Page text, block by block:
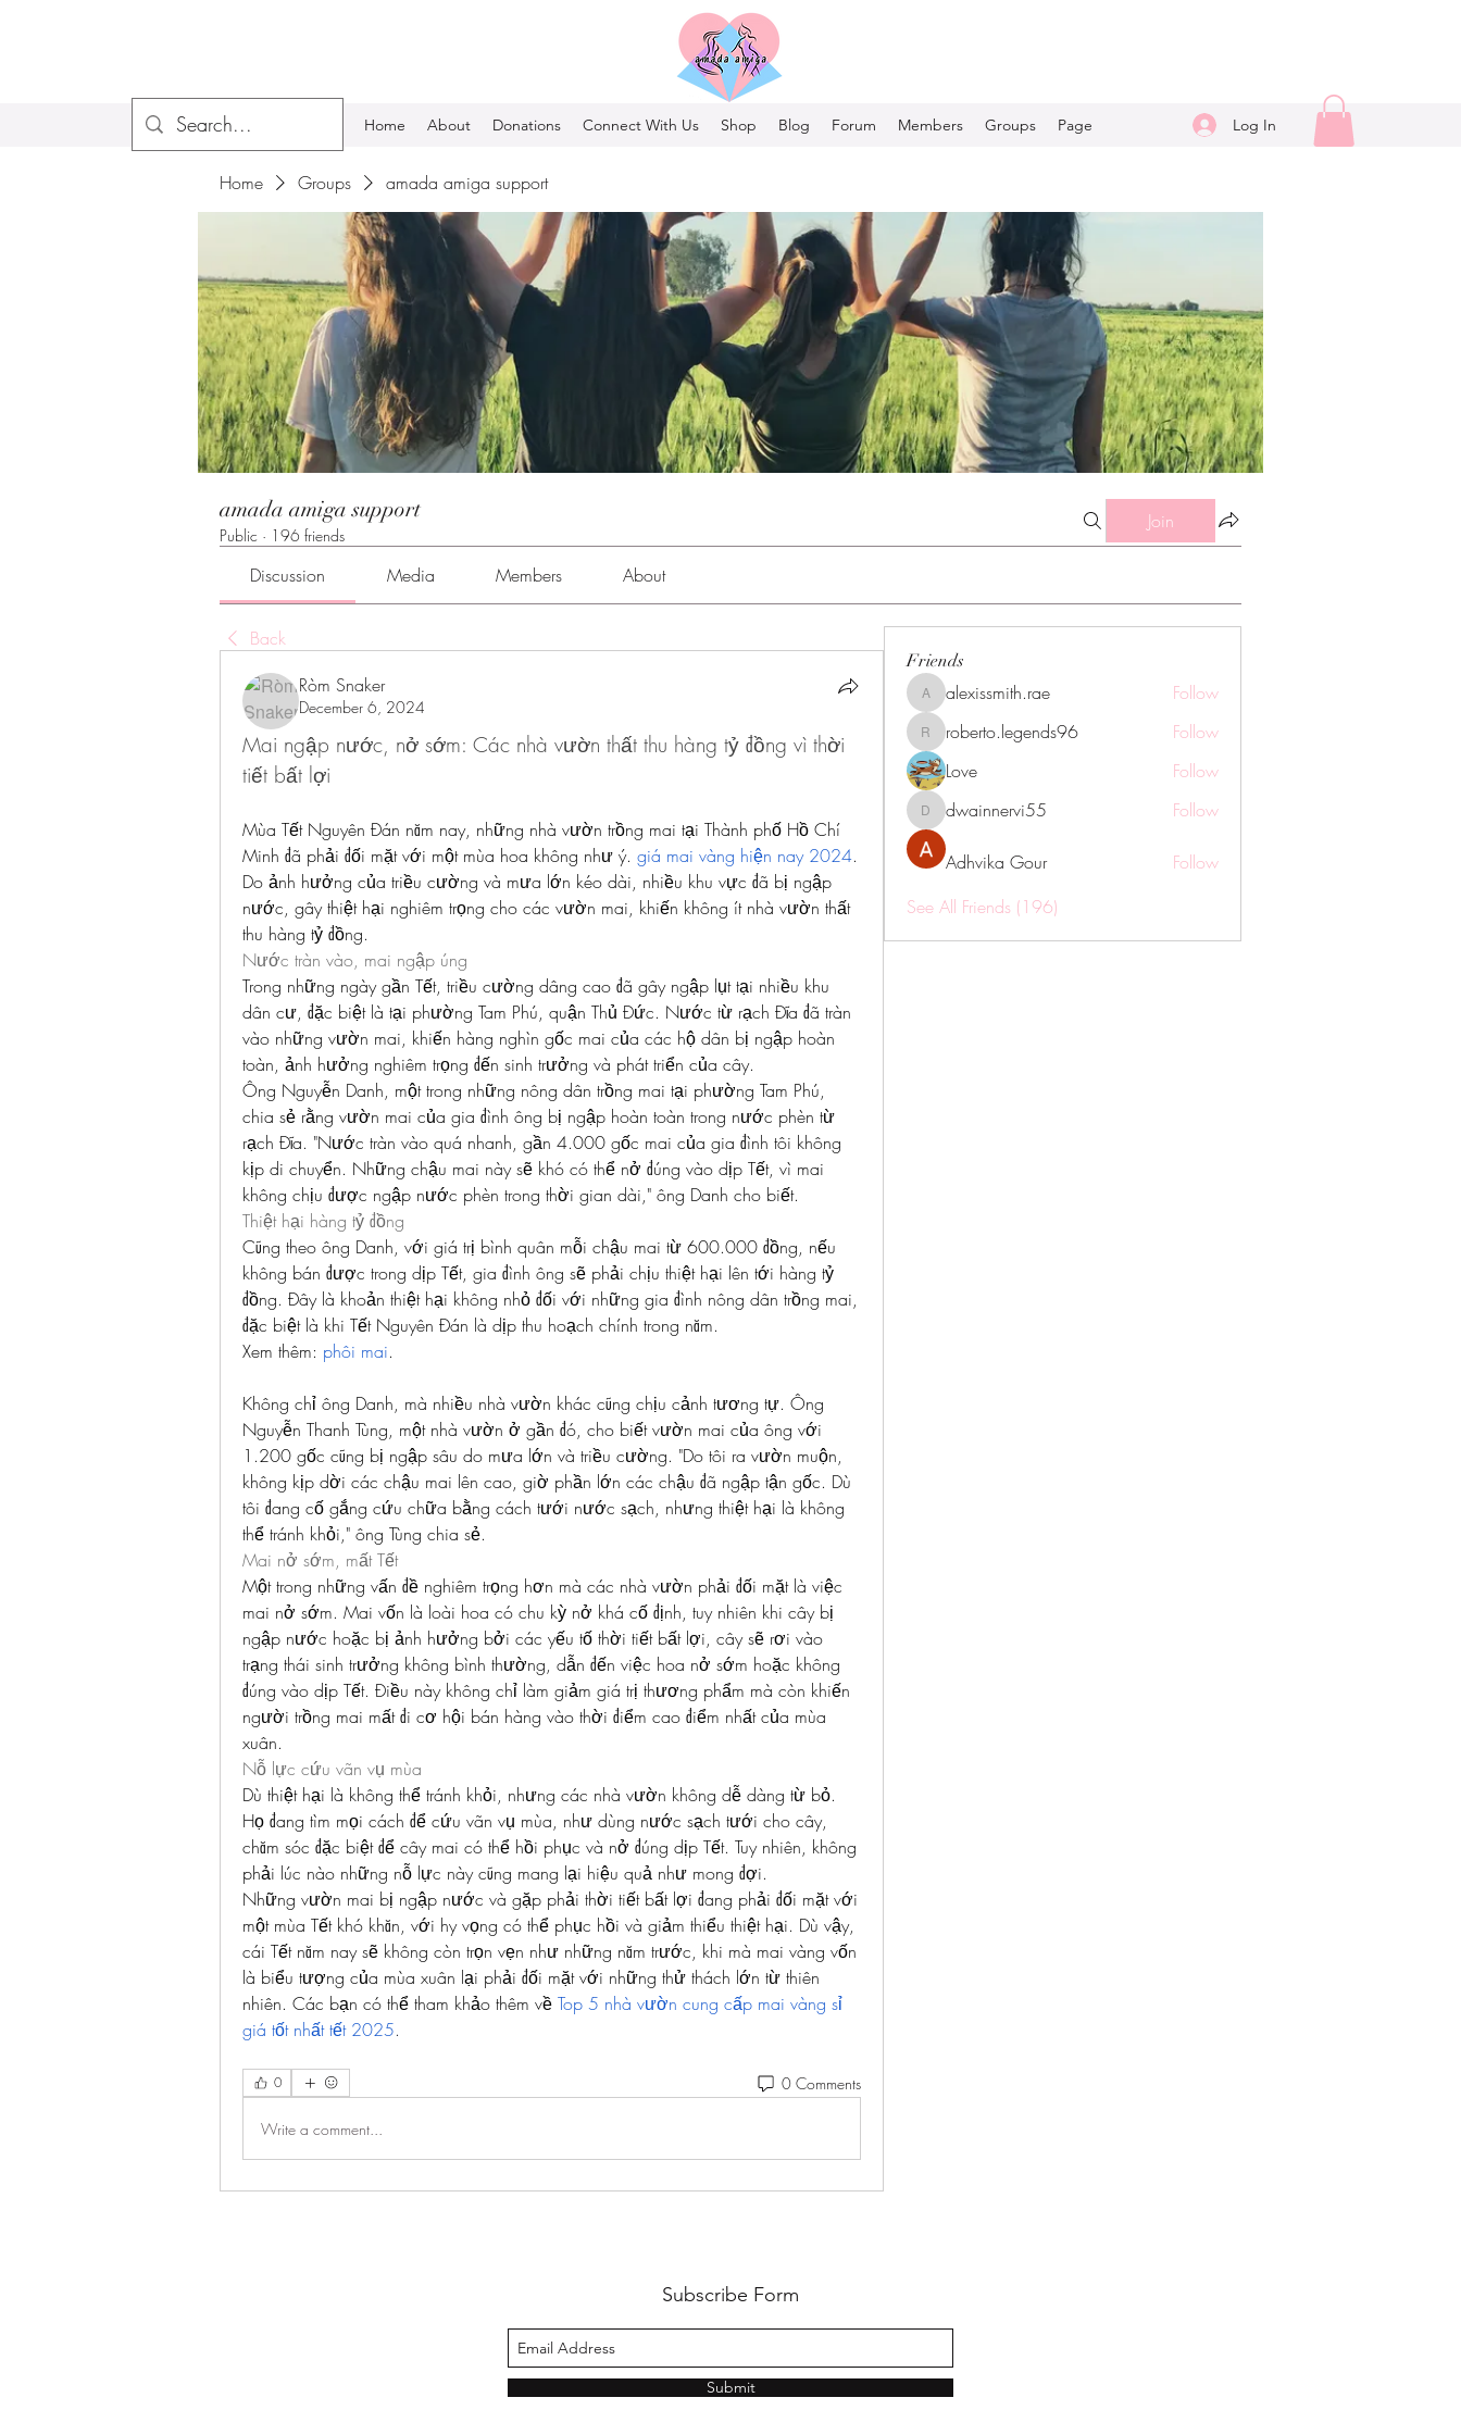
Home About Donations Connect With Us Shop Blog Forum Members Groups Page Log In
Home Groups amada amiga support
amada amiga support
Public · 196 friends
Join
Discussion Media Members About
Back
Ròm Snaker
December 6, 2024
Mai ngập nước, nở sớm: Các nhà vườn thất thu hàng tỷ đồng vì thời
tiết bất lợi
Mùa Tết Nguyên Đán năm nay, những nhà vườn trồng mai tại Thành phố Hồ Chí
Minh đã phải đối mặt với một mùa hoa không như ý. giá mai vàng hiện nay 2024.
Do ảnh hưởng của triều cường và mưa lớn kéo dài, nhiều khu vực đã bị ngập
nước, gây thiệt hại nghiêm trọng cho các vườn mai, khiến không ít nhà vườn thất
thu hàng tỷ đồng.
Nước tràn vào, mai ngập úng
Trong những ngày gần Tết, triều cường dâng cao đã gây ngập lụt tại nhiều khu
dân cư, đặc biệt là tại phường Tam Phú, quận Thủ Đức. Nước từ rạch Đĩa đã tràn
vào những vườn mai, khiến hàng nghìn gốc mai của các hộ dân bị ngập hoàn
toàn, ảnh hưởng nghiêm trọng đến sinh trưởng và phát triển của cây.
Ông Nguyễn Danh, một trong những nông dân trồng mai tại phường Tam Phú,
chia sẻ rằng vườn mai của gia đình ông bị ngập hoàn toàn trong nước phèn từ
rạch Đĩa. "Nước tràn vào quá nhanh, gần 4.000 gốc mai của gia đình tôi không
kịp di chuyển. Những chậu mai này sẽ khó có thể nở đúng vào dịp Tết, vì mai
không chịu được ngập nước phèn trong thời gian dài," ông Danh cho biết.
Thiệt hại hàng tỷ đồng
Cũng theo ông Danh, với giá trị bình quân mỗi chậu mai từ 600.000 đồng, nếu
không bán được trong dịp Tết, gia đình ông sẽ phải chịu thiệt hại lên tới hàng tỷ
đồng. Đây là khoản thiệt hại không nhỏ đối với những gia đình nông dân trồng mai,
đặc biệt là khi Tết Nguyên Đán là dịp thu hoạch chính trong năm.
Xem thêm: phôi mai.
Không chỉ ông Danh, mà nhiều nhà vườn khác cũng chịu cảnh tương tự. Ông
Nguyễn Thanh Tùng, một nhà vườn ở gần đó, cho biết vườn mai của ông với
1.200 gốc cũng bị ngập sâu do mưa lớn và triều cường. "Do tôi ra vườn muộn,
không kịp dời các chậu mai lên cao, giờ phần lớn các chậu đã ngập tận gốc. Dù
tôi đang cố gắng cứu chữa bằng cách tưới nước sạch, nhưng thiệt hại là không
thể tránh khỏi," ông Tùng chia sẻ.
Mai nở sớm, mất Tết
Một trong những vấn đề nghiêm trọng hơn mà các nhà vườn phải đối mặt là việc
mai nở sớm. Mai vốn là loài hoa có chu kỳ nở khá cố định, tuy nhiên khi cây bị
ngập nước hoặc bị ảnh hưởng bởi các yếu tố thời tiết bất lợi, cây sẽ rơi vào
trạng thái sinh trưởng không bình thường, dẫn đến việc hoa nở sớm hoặc không
đúng vào dịp Tết. Điều này không chỉ làm giảm giá trị thương phẩm mà còn khiến
người trồng mai mất đi cơ hội bán hàng vào thời điểm cao điểm nhất của mùa
xuân.
Nỗ lực cứu vãn vụ mùa
Dù thiệt hại là không thể tránh khỏi, nhưng các nhà vườn không dễ dàng từ bỏ.
Họ đang tìm mọi cách để cứu vãn vụ mùa, như dùng nước sạch tưới cho cây,
chăm sóc đặc biệt để cây mai có thể hồi phục và nở đúng dịp Tết. Tuy nhiên, không
phải lúc nào những nỗ lực này cũng mang lại hiệu quả như mong đợi.
Những vườn mai bị ngập nước và gặp phải thời tiết bất lợi đang phải đối mặt với
một mùa Tết khó khăn, với hy vọng có thể phục hồi và giảm thiểu thiệt hại. Dù vậy,
cái Tết năm nay sẽ không còn trọn vẹn như những năm trước, khi mà mai vàng vốn
là biểu tượng của mùa xuân lại phải đối mặt với những thử thách lớn từ thiên
nhiên. Các bạn có thể tham khảo thêm về Top 5 nhà vườn cung cấp mai vàng sỉ
giá tốt nhất tết 2025.
0 0 Comments
Write a comment...
Friends
alexissmith.rae
alexissmith.rae Follow
roberto.legends96
roberto.legends96
Follow
Love
Follow
dwainnervi55
dwainnervi55 Follow
Adhvika Gour
Follow
See All Friends (196)
Subscribe Form
Submit